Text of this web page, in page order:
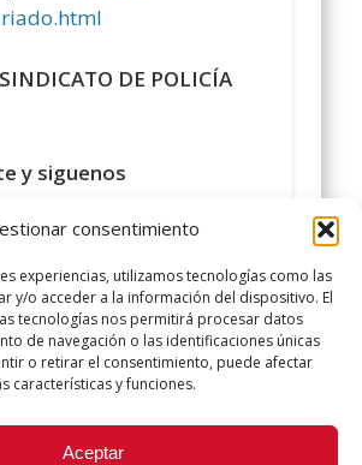
consentimiento
experiencias, utilizamos tecnologías como las
y/o acceder a la información del dispositivo. El
tecnologías nos permitirá procesar datos
de navegación o las identificaciones únicas
o retirar el consentimiento, puede afectar
características y funciones.
Aceptar
DE POLICÍA
y siguenos
www.facebook.com/
#UGT
+SindicatoPolicíaLocalUGT
UGTPoliciaLocal
this article? Share it with your friends!